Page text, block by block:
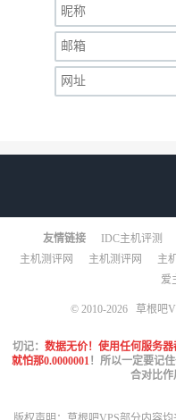
友情链接 IDC主机评测
主机测评网
主机测评网 主
爱
© 2010-2026 草根吧
切记： 数据无价！使用任何服务器
就怕那0.0000001！所以一定要记
合对比作